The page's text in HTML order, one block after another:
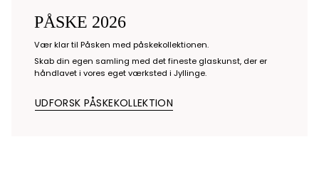
PÅSKE 2026
Vær klar til Påsken med påskekollektionen.
Skab din egen samling med det fineste glaskunst, der er
håndlavet i vores eget værksted i Jyllinge.
UDFORSK PÅSKEKOLLEKTION